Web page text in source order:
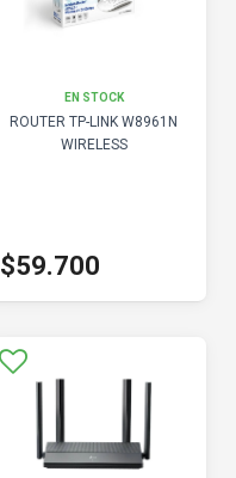
EN STOCK
ROUTER TP-LINK W8961N
WIRELESS
$59.700